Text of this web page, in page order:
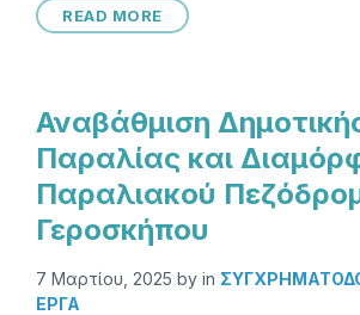
READ MORE
Αναβάθμιση
Παραλίας και
Παραλιακού
Γεροσκήπου
7 Μαρτίου, 2025 by in
ΕΡΓΑ